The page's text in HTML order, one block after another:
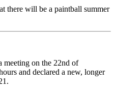
there will be a paintball summer
meeting on the 22nd of
and declared a new, longer